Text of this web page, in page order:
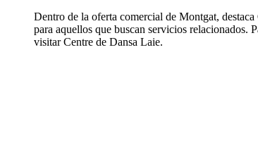
Dentro de la oferta comercial de Montgat,
para aquellos que buscan servicios relacionados.
visitar Centre de Dansa Laie.